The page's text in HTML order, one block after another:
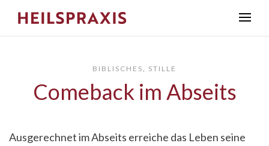
BIBLISCHES, STILLE
Comeback im Abseits
Ausgerechnet im Abseits erreiche das Leben seine